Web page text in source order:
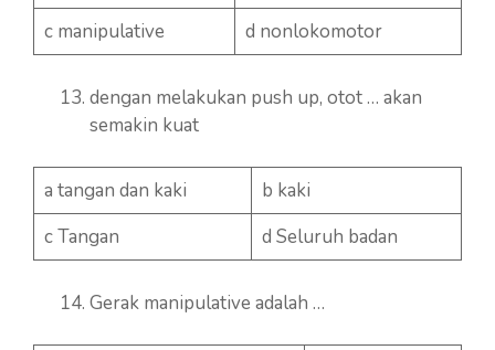
c manipulative
d nonlokomotor
dengan melakukan push up, otot … akan
semakin kuat
a tangan dan kaki
b kaki
c Tangan
d Seluruh badan
Gerak manipulative adalah …